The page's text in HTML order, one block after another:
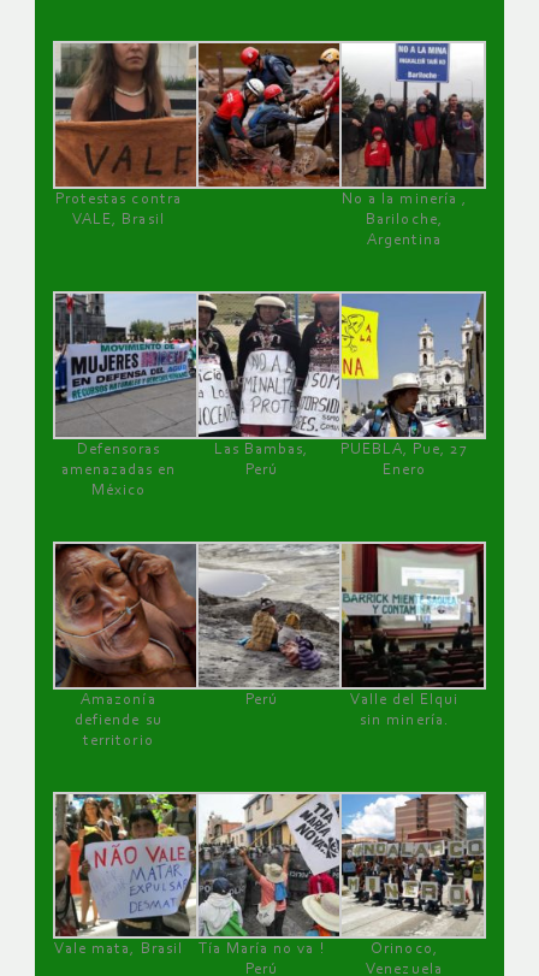
Protestas contra
VALE, Brasil
No a la minería ,
Bariloche,
Argentina
Defensoras
amenazadas en
México
Las Bambas,
Perú
PUEBLA, Pue, 27
Enero
Amazonía
defiende su
territorio
Perú
Valle del Elqui
sin minería.
Vale mata, Brasil
Tía María no va !
Perú
Orinoco,
Venezuela